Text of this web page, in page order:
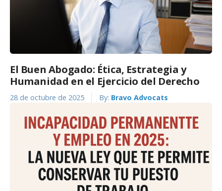
El Buen Abogado: Ética, Estrategia y
Humanidad en el Ejercicio del Derecho
28 de octubre de 2025 By: Bravo Advocats